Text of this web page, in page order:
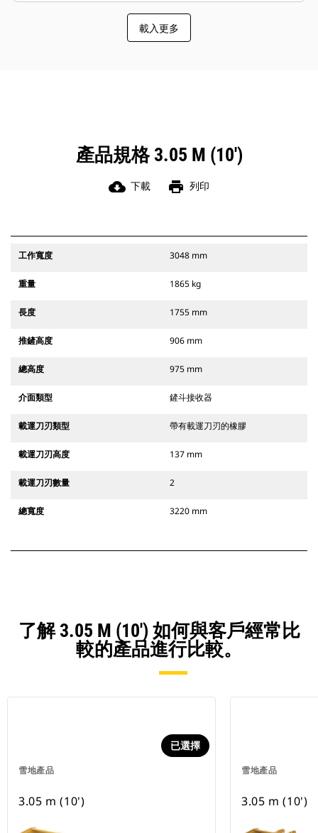
載入更多
產品規格 3.05 M (10')
cloud_download 下載 print 列印
工作寬度 3048 mm
重量 1865 kg
長度 1755 mm
推鏟高度 906 mm
總高度 975 mm
介面類型 鏟斗接收器
載運刀刃類型 帶有載運刀刃的橡膠
載運刀刃高度 137 mm
載運刀刃數量 2
總寬度 3220 mm
了解 3.05 M (10') 如何與客戶經常比
較的產品進行比較。
雪地產品
已選擇
3.05 m (10')
雪地產品
3.05 m (10')